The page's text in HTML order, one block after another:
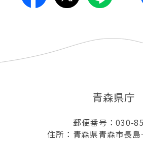
青森県庁
郵便番号：030-
住所：青森県青森市長